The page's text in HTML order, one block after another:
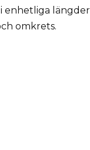
enhetliga
omkrets.